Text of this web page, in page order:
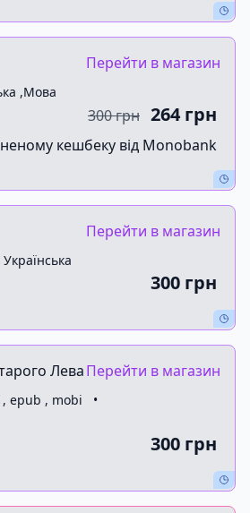
Перейти в магазин
,Мова
300 грн 264 грн
кешбеку від Monobank
Перейти в магазин
Українська
300 грн
ЛеваПерейти в магазин
epub , mobi
•
300 грн